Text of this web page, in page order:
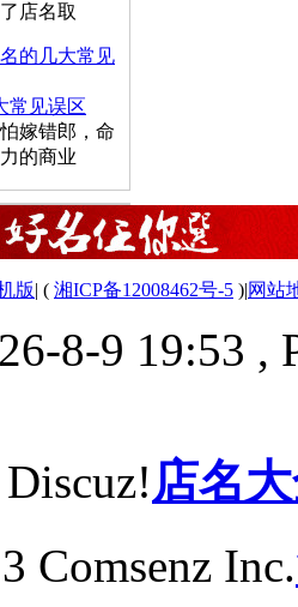
店名取
常见误区
嫁错郎，命
的商业
版| ( 湘ICP备12008462号-5 )|网站
8-9 19:53 ,
店名
Comsenz Inc.